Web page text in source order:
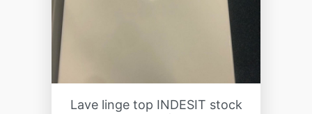
Lave linge top INDESIT stock